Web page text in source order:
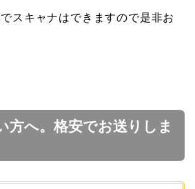
スキャナはできますので是非お
方へ。格安でお送りしま